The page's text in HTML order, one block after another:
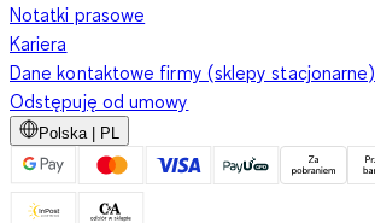
Notatki prasowe
Kariera
Dane kontaktowe firmy (sklepy stacjonarne)
Odstępuję od umowy
Polska | PL